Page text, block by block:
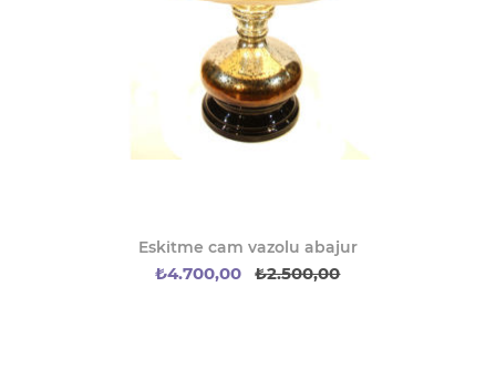
Eskitme cam vazolu abajur
₺4.700,00 ₺2.500,00